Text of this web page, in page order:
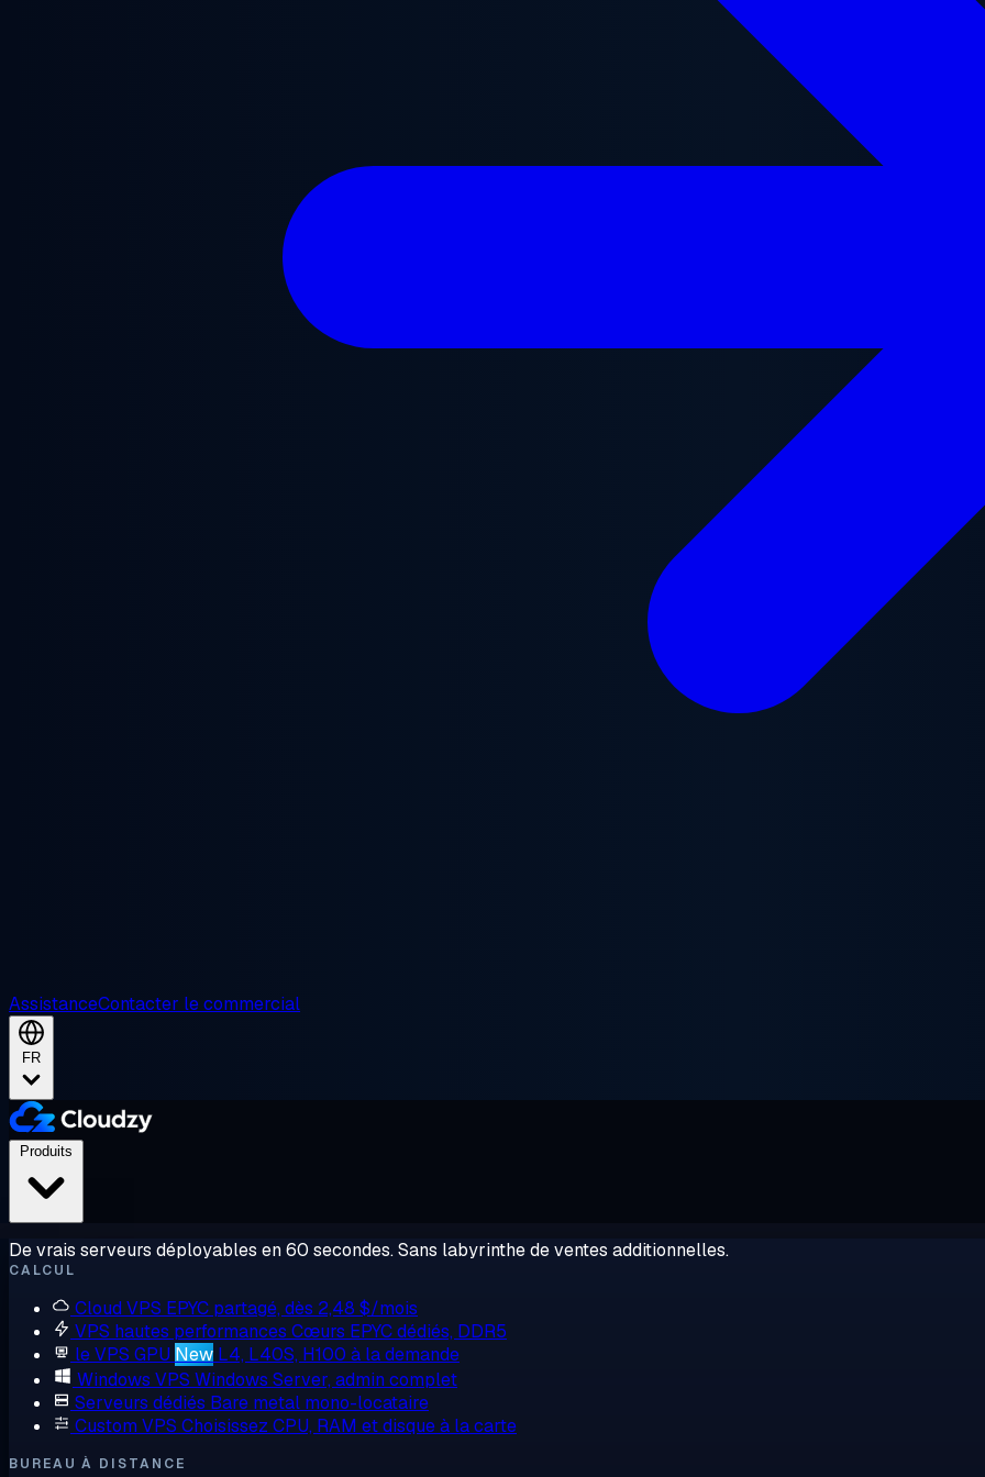
AssistanceContacter le commercial
FR
De vrais serveurs déployables en 60 secondes. Sans labyrinthe de ventes additionnelles.
CALCUL
Cloud VPS EPYC partagé, dès 2,48 $/mois
VPS hautes performances Cœurs EPYC dédiés, DDR5
le VPS GPU New L4, L40S, H100 à la demande
Windows VPS Windows Server, admin complet
Serveurs dédiés Bare metal mono-locataire
Custom VPS Choisissez CPU, RAM et disque à la carte
BUREAU À DISTANCE